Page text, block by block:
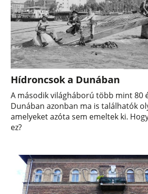
Hídroncsok a Dunában
A második világháború több mint 80
Dunában azonban ma is találhatók
amelyeket azóta sem emeltek ki.
ez?